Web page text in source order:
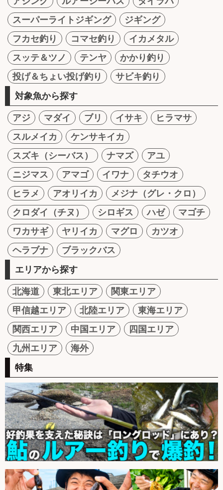
スーパーライトジギング
ジギング
フカセ釣り
コマセ釣り
イカメタル
スッテ＆ツノ
テンヤ
かかり釣り
投げ＆ちょい投げ釣り
サビキ釣り
対象魚から探す
アジ マダイ ブリ イサキ
ヒラマサ
スルメイカ
ケンサキイカ
スズキ（シーバス）
ナマズ
アユ
ニジマス
アマゴ イワナ
タチウオ
ヒラメ
アオリイカ
メジナ（グレ・クロ）
クロダイ（チヌ）
シロギス ハゼ
マゴチ
ワカサギ
ヤリイカ マグロ
カツオ
ヘラブナ
ブラックバス
エリアから探す
北海道 東北エリア
関東エリア
甲信越エリア
北陸エリア
東海エリア
関西エリア
中国エリア
四国エリア
九州エリア
海外
特集